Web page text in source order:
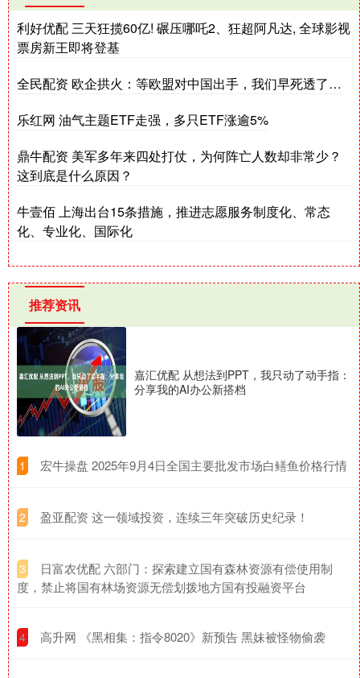
利好优配 三天狂揽60亿! 碾压哪吒2、狂超阿凡达, 全球影视
票房新王即将登基
全民配资 欧企拱火：等欧盟对中国出手，我们早死透了…
乐红网 油气主题ETF走强，多只ETF涨逾5%
鼎牛配资 美军多年来四处打仗，为何阵亡人数却非常少？
这到底是什么原因？
牛壹佰 上海出台15条措施，推进志愿服务制度化、常态
化、专业化、国际化
推荐资讯
嘉汇优配 从想法到PPT，我只动了动手指：
分享我的AI办公新搭档
1 ​宏牛操盘 2025年9月4日全国主要批发市场白鳝鱼价格行情
2 ​盈亚配资 这一领域投资，连续三年突破历史纪录！
3
​日富农优配 六部门：探索建立国有森林资源有偿使用制
度，禁止将国有林场资源无偿划拨地方国有投融资平台
4 ​高升网 《黑相集：指令8020》新预告 黑妹被怪物偷袭